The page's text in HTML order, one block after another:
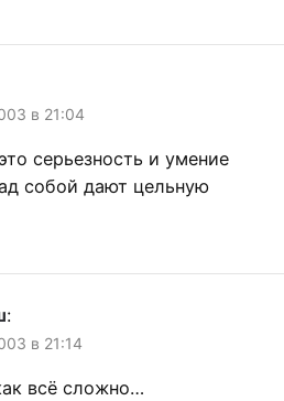
в 21:04
серьезность и умение
собой дают цельную
:
в 21:14
всё сложно…